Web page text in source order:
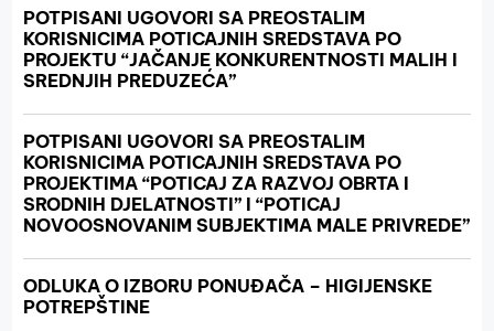
POTPISANI UGOVORI SA PREOSTALIM
KORISNICIMA POTICAJNIH SREDSTAVA PO
PROJEKTU “JAČANJE KONKURENTNOSTI MALIH I
SREDNJIH PREDUZEĆA”
POTPISANI UGOVORI SA PREOSTALIM
KORISNICIMA POTICAJNIH SREDSTAVA PO
PROJEKTIMA “POTICAJ ZA RAZVOJ OBRTA I
SRODNIH DJELATNOSTI” I “POTICAJ
NOVOOSNOVANIM SUBJEKTIMA MALE PRIVREDE”
ODLUKA O IZBORU PONUĐAČA – HIGIJENSKE
POTREPŠTINE